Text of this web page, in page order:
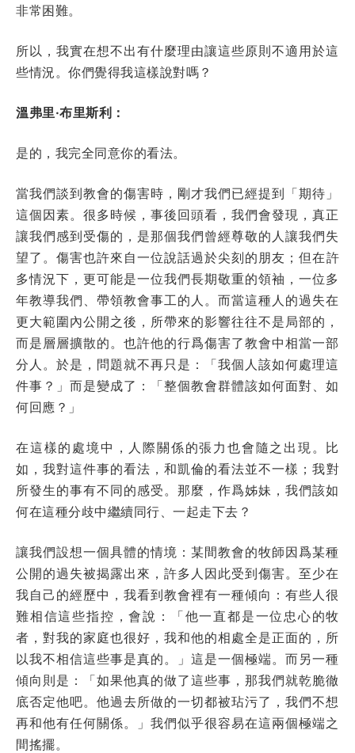
非常困難。
所以，我實在想不出有什麼理由讓這些原則不適用於這
些情況。你們覺得我這樣說對嗎？
溫弗里·布里斯利：
是的，我完全同意你的看法。
當我們談到教會的傷害時，剛才我們已經提到「期待」
這個因素。很多時候，事後回頭看，我們會發現，真正
讓我們感到受傷的，是那個我們曾經尊敬的人讓我們失
望了。傷害也許來自一位說話過於尖刻的朋友；但在許
多情況下，更可能是一位我們長期敬重的領袖，一位多
年教導我們、帶領教會事工的人。而當這種人的過失在
更大範圍內公開之後，所帶來的影響往往不是局部的，
而是層層擴散的。也許他的行爲傷害了教會中相當一部
分人。於是，問題就不再只是：「我個人該如何處理這
件事？」而是變成了：「整個教會群體該如何面對、如
何回應？」
在這樣的處境中，人際關係的張力也會隨之出現。比
如，我對這件事的看法，和凱倫的看法並不一樣；我對
所發生的事有不同的感受。那麼，作爲姊妹，我們該如
何在這種分歧中繼續同行、一起走下去？
讓我們設想一個具體的情境：某間教會的牧師因爲某種
公開的過失被揭露出來，許多人因此受到傷害。至少在
我自己的經歷中，我看到教會裡有一種傾向：有些人很
難相信這些指控，會說：「他一直都是一位忠心的牧
者，對我的家庭也很好，我和他的相處全是正面的，所
以我不相信這些事是真的。」這是一個極端。而另一種
傾向則是：「如果他真的做了這些事，那我們就乾脆徹
底否定他吧。他過去所做的一切都被玷污了，我們不想
再和他有任何關係。」我們似乎很容易在這兩個極端之
間搖擺。